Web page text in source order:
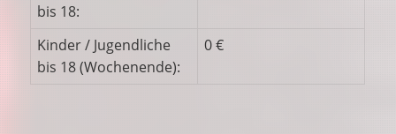
bis 18:
Kinder / Jugendliche
bis 18 (Wochenende):
0 €